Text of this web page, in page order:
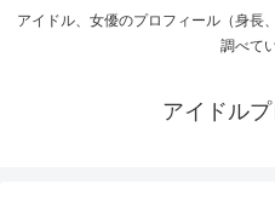
アイドル、女優のプロフィール（身長
調べて
アイドル